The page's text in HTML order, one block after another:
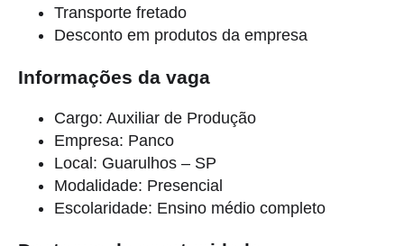
Transporte fretado
Desconto em produtos da empresa
Informações da vaga
Cargo: Auxiliar de Produção
Empresa: Panco
Local: Guarulhos – SP
Modalidade: Presencial
Escolaridade: Ensino médio completo